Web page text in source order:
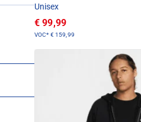
Unisex
€ 99,99
VOC* € 159,99